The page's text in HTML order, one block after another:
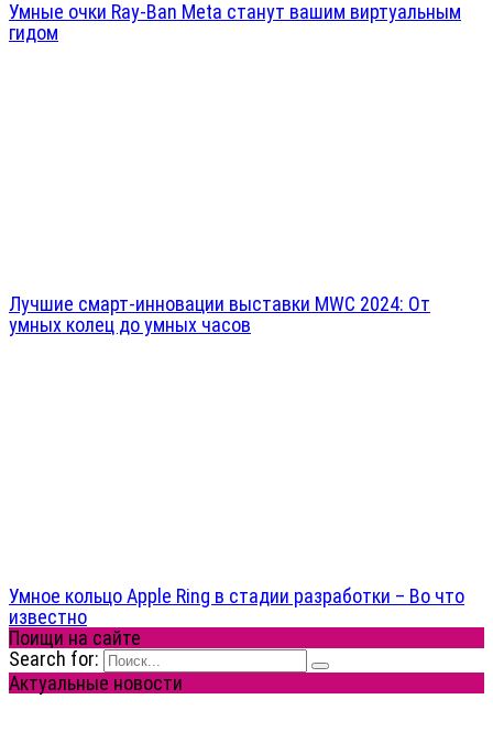
Умные очки Ray-Ban Meta станут вашим виртуальным
гидом
Лучшие смарт-инновации выставки MWC 2024: От
умных колец до умных часов
Умное кольцо Apple Ring в стадии разработки – Во что
известно
Поищи на сайте
Search for:
Актуальные новости